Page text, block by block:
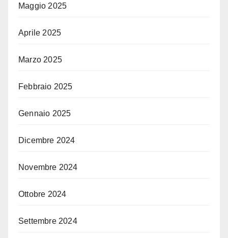
Maggio 2025
Aprile 2025
Marzo 2025
Febbraio 2025
Gennaio 2025
Dicembre 2024
Novembre 2024
Ottobre 2024
Settembre 2024